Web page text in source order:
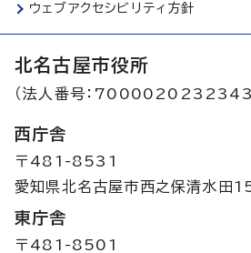
ウェブアクセシビリティ方針
北名古屋市役所
（法人番号：7000020232343
西庁舎
〒481-8531
愛知県北名古屋市西之保清水田
東庁舎
〒481-8501